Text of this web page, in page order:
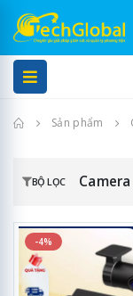
Trang chủSản phẩm
BỘ LỌC
-4%